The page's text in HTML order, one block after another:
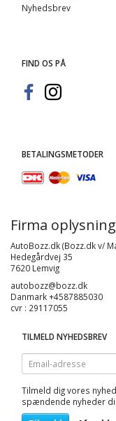
Nyhedsbrev
FIND OS PÅ
BETALINGSMETODER
Firma
AutoBozz.dk (Bozz.dk v/
Hedegårdvej 35
7620 Lemvig
autobozz@bozz.dk
Danmark +4587885030
cvr : 29117055
TILMELD NYHEDSBREV
Email-
adresse
Tilmeld dig vores
spændende nyheder